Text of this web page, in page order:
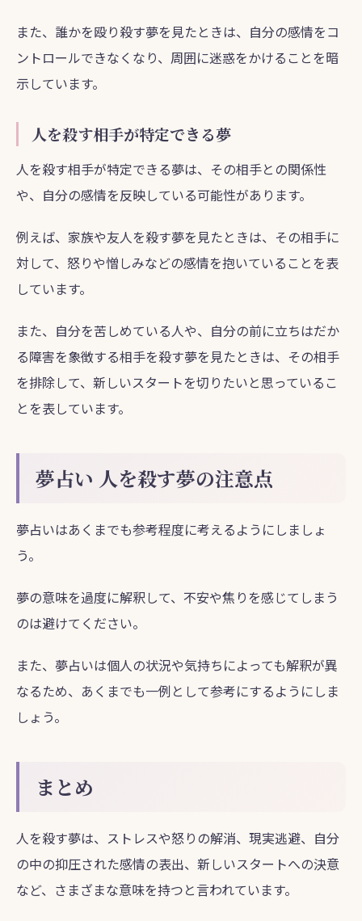
また、誰かを殴り殺す夢を見たときは、自分の感情をコ
ントロールできなくなり、周囲に迷惑をかけることを暗
示しています。
人を殺す相手が特定できる夢
人を殺す相手が特定できる夢は、その相手との関係性
や、自分の感情を反映している可能性があります。
例えば、家族や友人を殺す夢を見たときは、その相手に
対して、怒りや憎しみなどの感情を抱いていることを表
しています。
また、自分を苦しめている人や、自分の前に立ちはだか
る障害を象徴する相手を殺す夢を見たときは、その相手
を排除して、新しいスタートを切りたいと思っているこ
とを表しています。
夢占い 人を殺す夢の注意点
夢占いはあくまでも参考程度に考えるようにしましょ
う。
夢の意味を過度に解釈して、不安や焦りを感じてしまう
のは避けてください。
また、夢占いは個人の状況や気持ちによっても解釈が異
なるため、あくまでも一例として参考にするようにしま
しょう。
まとめ
人を殺す夢は、ストレスや怒りの解消、現実逃避、自分
の中の抑圧された感情の表出、新しいスタートへの決意
など、さまざまな意味を持つと言われています。